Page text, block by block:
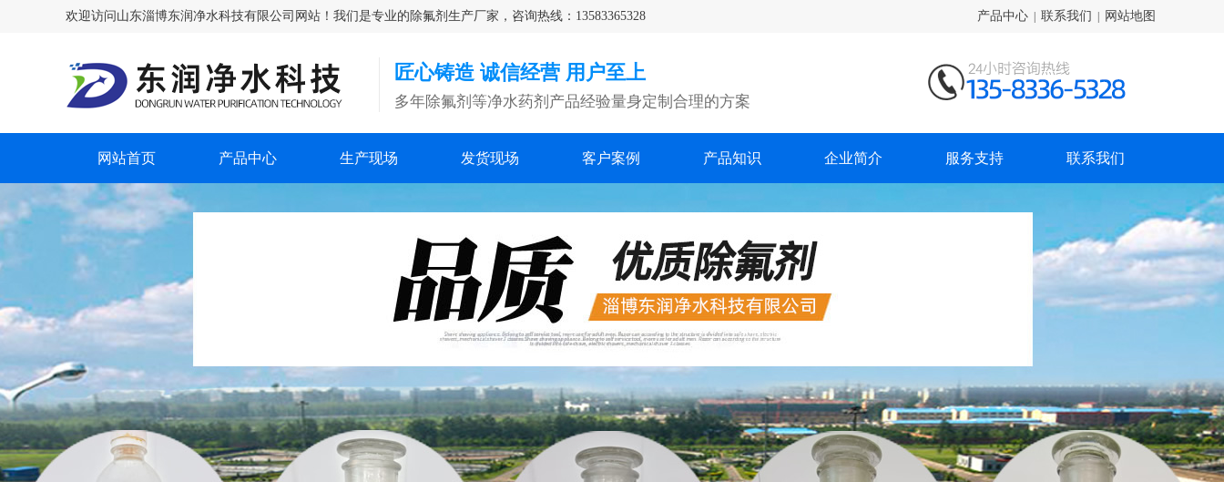
欢迎访问山东淄博东润净水科技有限公司网站！我们是专业的除氟剂生产厂家，咨询热线：13583365328 产品中心 联系我们 网站地图
匠心铸造 诚信经营 用户至上
多年除氟剂等净水药剂产品经验量身定制合理的方案
网站首页 产品中心 生产现场 发货现场 客户案例 产品知识 企业简介 服务支持 联系我们